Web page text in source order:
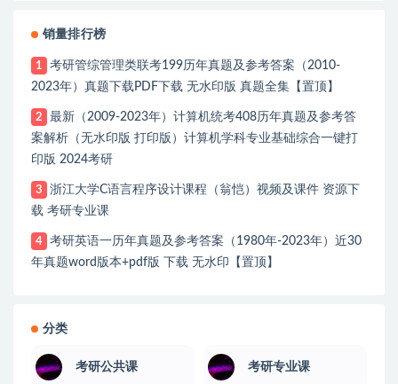
销量排行榜
1
考研管综管理类联考199历年真题及参考答案（2010-
2023年）真题下载PDF下载 无水印版 真题全集【置顶】
2
最新（2009-2023年）计算机统考408历年真题及参考答
案解析（无水印版 打印版）计算机学科专业基础综合一键打
印版 2024考研
3
浙江大学C语言程序设计课程（翁恺）视频及课件 资源下
载 考研专业课
4
考研英语一历年真题及参考答案（1980年-2023年）近30
年真题word版本+pdf版 下载 无水印【置顶】
分类
考研公共课 考研专业课